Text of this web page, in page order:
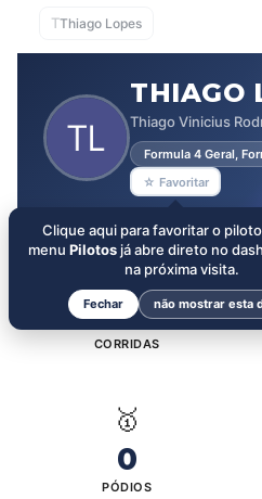
TThiago Lopes
THIAGO
Thiago Vinicius
Formula 4 Geral,
☆ Favoritar
🏁
0
CORRIDAS
🥇
0
PÓDIOS
Clique aqui para favoritar o
menu Pilotos já abre direto no
na próxima visita.
Fechar não mostrar esta